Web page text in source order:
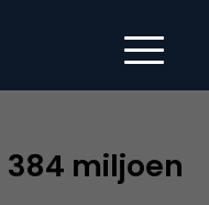
384 miljoen